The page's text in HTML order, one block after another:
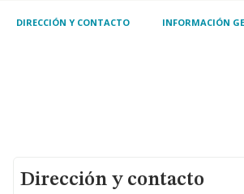
DIRECCIÓN Y CONTACTO INFORMACIÓN
Dirección y contacto